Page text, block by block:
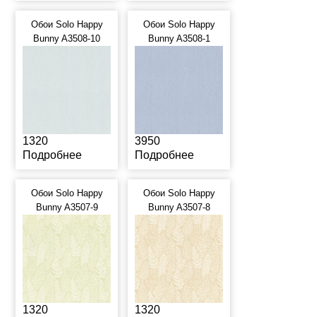
Обои Solo Happy
Bunny A3508-10
1320
Подробнее
Обои Solo Happy
Bunny A3508-1
3950
Подробнее
Обои Solo Happy
Bunny A3507-9
1320
Обои Solo Happy
Bunny A3507-8
1320